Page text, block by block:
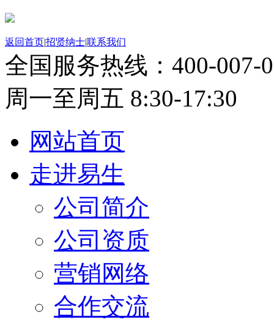
返回首页|招贤纳士|联系我们
全国服务热线： 400-007-
周一至周五 8:30-17:30
网站首页
走进易生
公司简介
公司资质
营销网络
合作交流